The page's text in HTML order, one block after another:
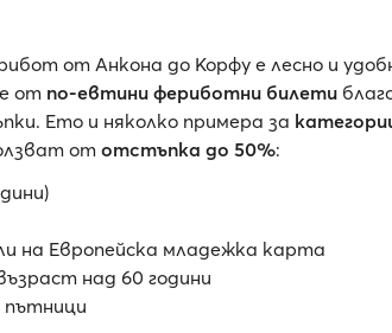
от Анкона до Корфу е лесно и
от по-евтини фериботни билети
Ето и няколко примера за
от отстъпка до 50%:
на Европейска младежка карта
над 60 години
пътници